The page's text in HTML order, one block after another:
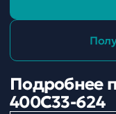
Подробнее
400C33-624